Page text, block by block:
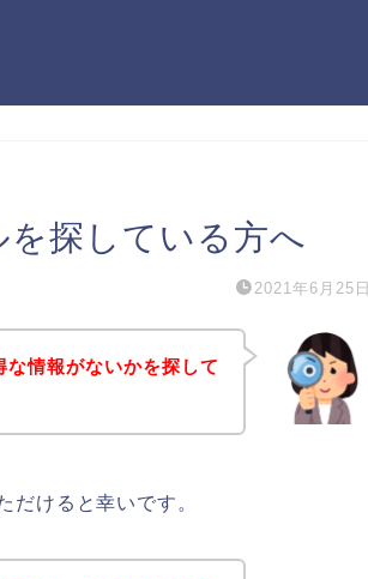
探している方へ
2021年6月25日
情報がないかを探して
だけると幸いです。